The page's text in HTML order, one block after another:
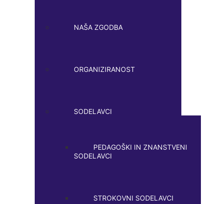
NAŠA ZGODBA
ORGANIZIRANOST
SODELAVCI
PEDAGOŠKI IN ZNANSTVENI
SODELAVCI
STROKOVNI SODELAVCI